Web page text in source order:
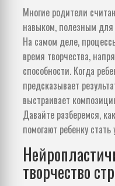
Многие родители
навыком, полезным
На самом деле,
время творчества,
способности. Когда
предсказывает
выстраивает
Давайте разберемся,
помогают ребенку стать
творчество